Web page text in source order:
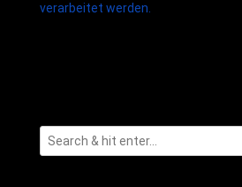
verarbeitet werden.